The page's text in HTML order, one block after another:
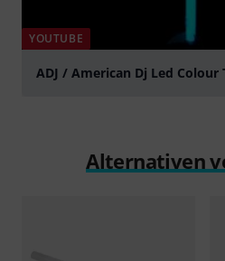
YOUTUBE
ADJ / American Dj Led Colour
Alternativen